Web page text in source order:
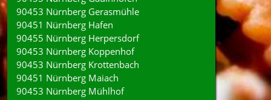
90453 Nürnberg Gerasmühle
90451 Nürnberg Hafen
90455 Nürnberg Herpersdorf
90453 Nürnberg Koppenhof
90453 Nürnberg Krottenbach
90451 Nürnberg Maiach
90453 Nürnberg Mühlhof